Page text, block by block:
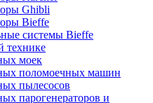
Ghibli
Bieffe
системы Bieffe
технике
моек
поломоечных машин
пылесосов
парогенераторов и